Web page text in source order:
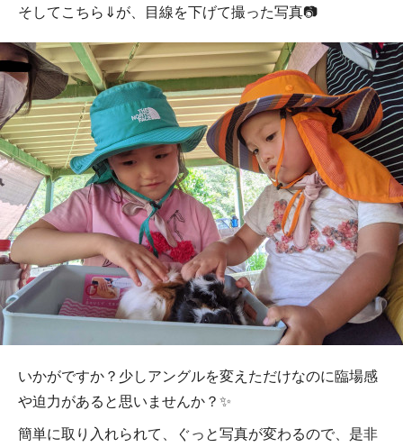
そしてこちら⇓が、目線を下げて撮った写真📷
いかがですか？少しアングルを変えただけなのに臨場感
や迫力があると思いませんか？✨
簡単に取り入れられて、ぐっと写真が変わるので、是非